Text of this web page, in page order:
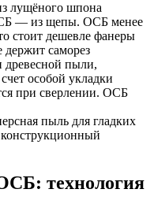
лущёного шпона
— из щепы. ОСБ менее
стоит дешевле фанеры
саморез
пыли,
особой укладки
при сверлении. ОСБ
пыль для гладких
технология